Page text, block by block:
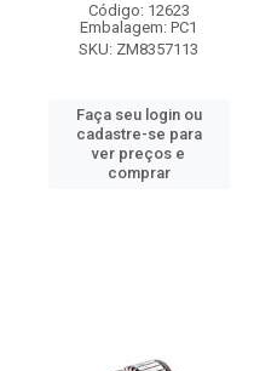
Código: 12623
Embalagem: PC1
SKU: ZM8357113
Faça seu login ou
cadastre-se para
ver preços e
comprar